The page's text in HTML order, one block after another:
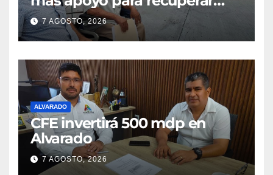
parcelas
7 AGOSTO, 2026
ALVARADO
CFE invertirá 500 mdp en
Alvarado
7 AGOSTO, 2026